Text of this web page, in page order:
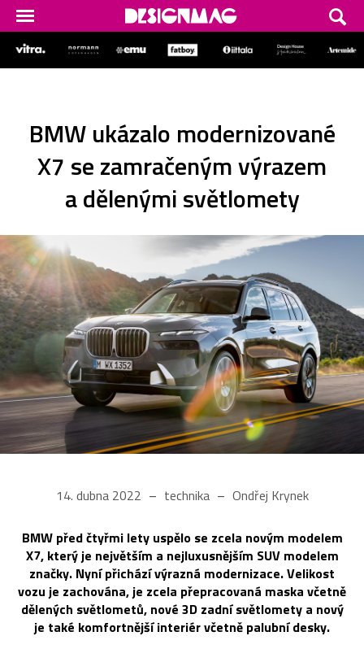
BMW ukázalo modernizované
X7 se zamračeným výrazem
a dělenými světlomety
14. dubna 2022 technika Ondřej Krynek
BMW před čtyřmi lety uspělo se zcela novým modelem
X7, který je největším a nejluxusnějším SUV modelem
značky. Nyní přichází výrazná modernizace. Velikost
vozu je zachována, je zcela přepracovaná maska včetně
dělených světlometů, nové 3D zadní světlomety a nový
je také komfortnější interiér včetně palubní desky.